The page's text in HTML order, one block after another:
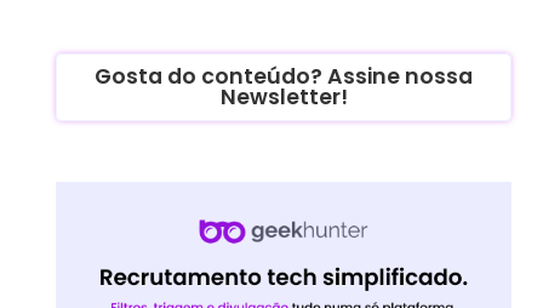
Gosta do conteúdo? Assine nossa
Newsletter!